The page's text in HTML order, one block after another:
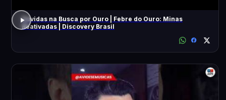
Dúvidas na Busca por Ouro | Febre do Ouro: Minas
Reativadas | Discovery Brasil